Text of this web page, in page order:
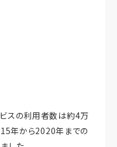
スの利用者数は約4万
年から2020年までの